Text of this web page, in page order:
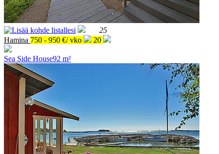
25
Hamina 750 - 950 €/ vko 20
Sea Side House92 m²